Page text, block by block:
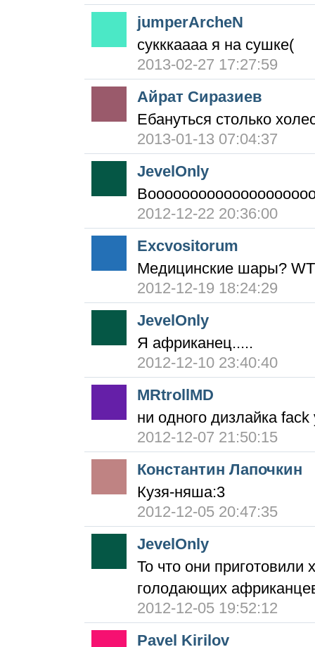
jumperArcheN
сукккаааа я на сушке(
2013-02-27 17:27:59
Айрат Сиразиев
Ебануться столько
2013-01-13 07:04:37
JevelOnly
2012-12-22 20:36:00
Excvositorum
Медицинские шары?
2012-12-19 18:24:29
JevelOnly
Я африканец.....
2012-12-10 23:40:40
MRtrollMD
ни одного дизлайка fack
2012-12-07 21:50:15
Константин Лапочкин
Кузя-няша:3
2012-12-05 20:47:35
JevelOnly
То что они приготовили
голодающих
2012-12-05 19:52:12
Pavel Kirilov